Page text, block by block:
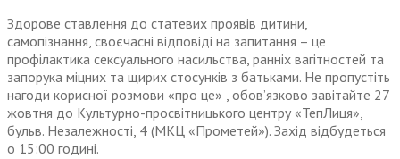
Здорове ставлення до статевих проявів дитини,
самопізнання, своєчасні відповіді на запитання – це
профілактика сексуального насильства, ранніх вагітностей та
запорука міцних та щирих стосунків з батьками. Не пропустіть
нагоди корисної розмови «про це» , обов’язково завітайте 27
жовтня до Культурно-просвітницького центру «ТепЛиця»,
бульв. Незалежності, 4 (МКЦ «Прометей»). Захід відбудеться
о 15:00 годині.